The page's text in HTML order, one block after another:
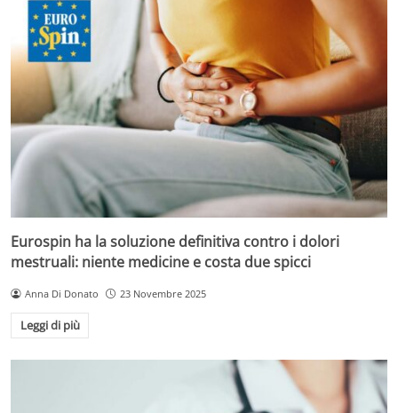
Eurospin ha la soluzione definitiva contro i dolori
mestruali: niente medicine e costa due spicci
Anna Di Donato 23 Novembre 2025
Leggi di più